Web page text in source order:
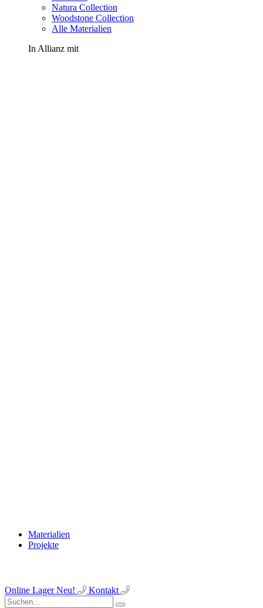
Natura Collection
Woodstone Collection
Alle Materialien
In Allianz mit
Materialien
Projekte
Online LagerNeu! Kontakt